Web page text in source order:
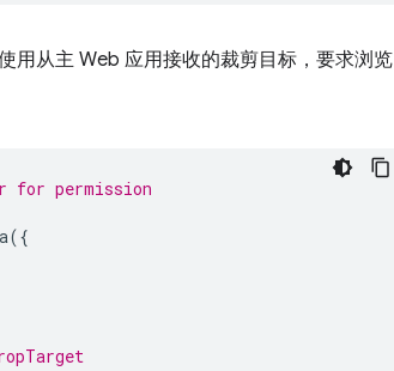
用从主 Web 应用接收的裁剪目标，要求浏览
for permission
({